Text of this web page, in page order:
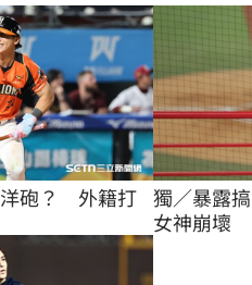
砲？　外籍打 獨／暴露
女神崩壞